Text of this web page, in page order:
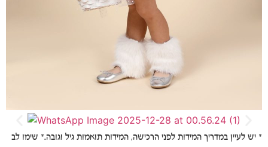
* יש לעיין במדריך המידות לפני הרכישה, המידות תואמות גיל וגובה.* שימו לב